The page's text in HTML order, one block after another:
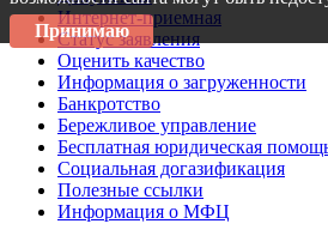
Интернет-приемная
Статус заявления
Оценить качество
Информация о загруженности
Банкротство
Бережливое управление
Бесплатная юридическая
Социальная догазификация
Полезные ссылки
Информация о МФЦ
Принимаю